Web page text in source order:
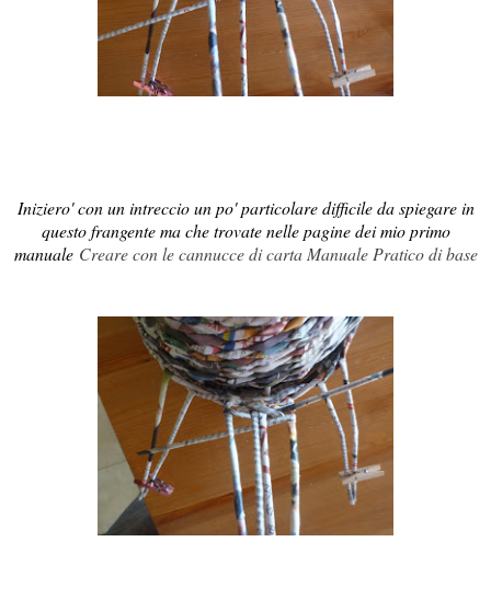
Iniziero' con un intreccio un po' particolare difficile da spiegare in
questo frangente ma che trovate nelle pagine dei mio primo
manuale Creare con le cannucce di carta Manuale Pratico di base